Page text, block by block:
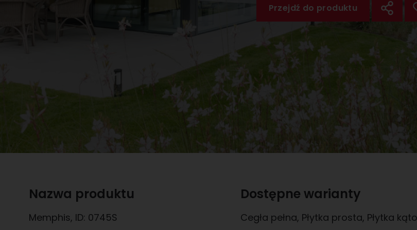
Przejdź do produktu
Nazwa produktu
Memphis, ID: 0745S
Dostępne warianty
Cegła pełna, Płytka prosta, Płytka